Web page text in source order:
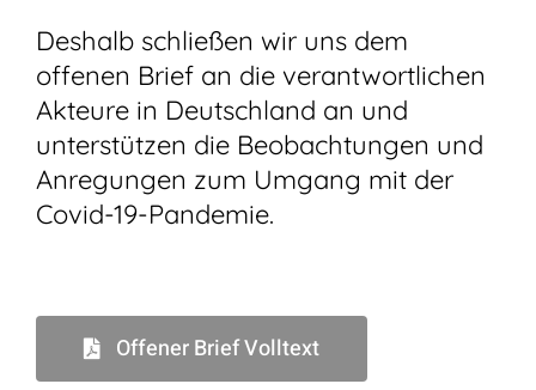
Deshalb schließen wir uns dem
offenen Brief an die verantwortlichen
Akteure in Deutschland an und
unterstützen die Beobachtungen und
Anregungen zum Umgang mit der
Covid-19-Pandemie.
Offener Brief Volltext